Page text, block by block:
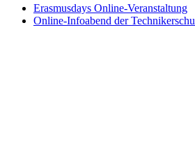
Erasmusdays Online-Veranstaltung
Online-Infoabend der